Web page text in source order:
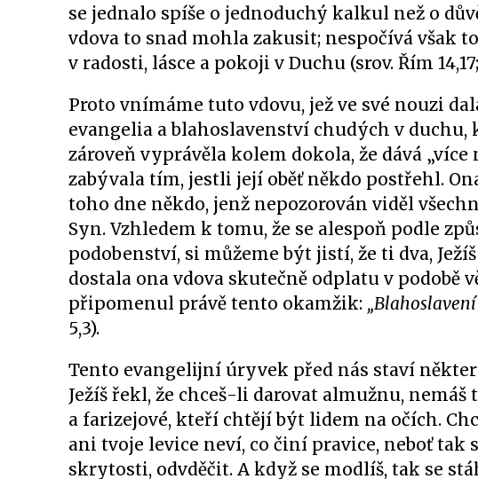
se jednalo spíše o jednoduchý kalkul než o
vdova to snad mohla zakusit; nespočívá však
v radosti, lásce a pokoji v Duchu (srov. Řím
Proto vnímáme tuto vdovu, jež ve své nouzi
evangelia a blahoslavenství chudých v
zároveň vyprávěla kolem dokola, že dává
zabývala tím, jestli její oběť někdo postřehl.
toho dne někdo, jenž nepozorován viděl
Syn. Vzhledem k tomu, že se alespoň podle
podobenství, si můžeme být jistí, že ti dva,
dostala ona vdova skutečně odplatu v podobě
připomenul právě tento okamžik:
5,3).
Tento evangelijní úryvek před nás staví
Ježíš řekl, že chceš-li darovat almužnu,
a farizejové, kteří chtějí být lidem na očích.
ani tvoje levice neví, co činí pravice, neboť tak
skrytosti, odvděčit. A když se modlíš, tak se